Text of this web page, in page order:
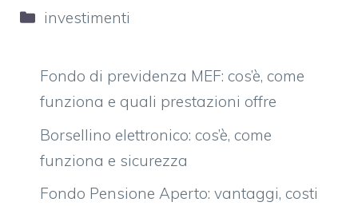
Categorie
investimenti
Fondo di previdenza MEF: cos’è, come
funziona e quali prestazioni offre
Borsellino elettronico: cos’è, come
funziona e sicurezza
Fondo Pensione Aperto: vantaggi, costi